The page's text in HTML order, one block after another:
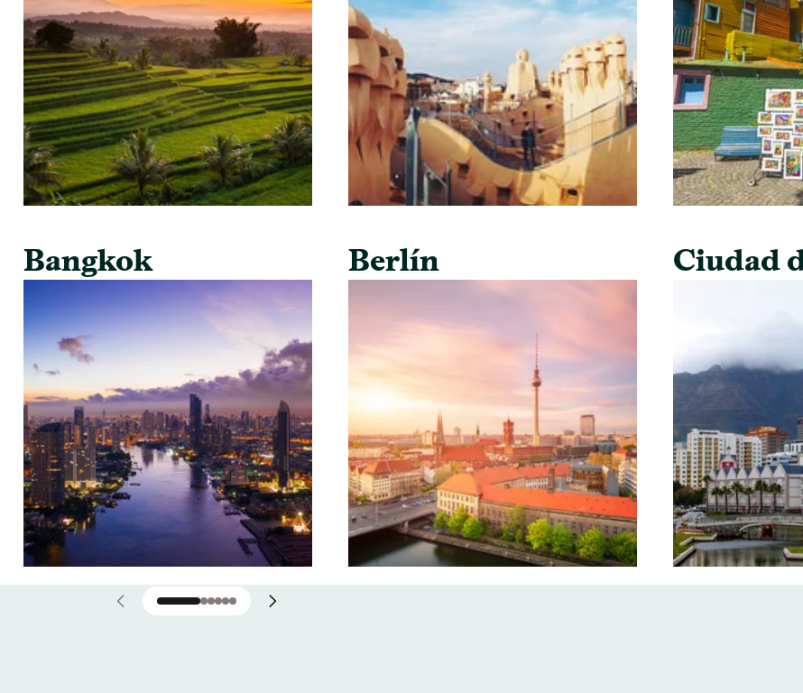
Bangkok Berlín Ciudad